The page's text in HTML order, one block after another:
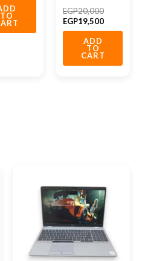
TO EGP20,000
EGP19,500
ADD
TO
CART